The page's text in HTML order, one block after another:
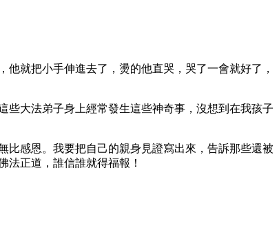
就把小手伸進去了，燙的他直哭，哭了一會就好了，
些大法弟子身上經常發生這些神奇事，沒想到在我孩子
比感恩。我要把自己的親身見證寫出來，告訴那些還被
法正道，誰信誰就得福報！